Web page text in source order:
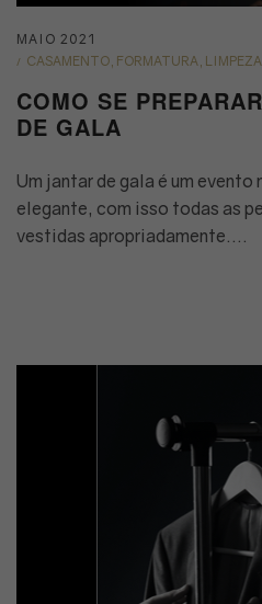
Posted
on
MAIO 2021
POSTED
CASAMENTO FORMATURA
COMO SE
DE GALA
Um jantar de gala é um
elegante, com isso todas as
vestidas apropriadamente.…